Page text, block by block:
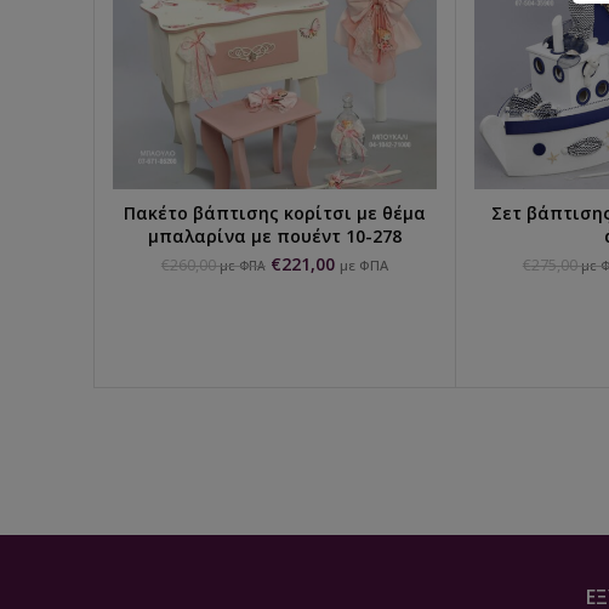
ΕΠΙΛΟΓΉ...
Πακέτο βάπτισης κορίτσι με θέμα
μπαλαρίνα με πουέντ 10-278
€260,00 με ΦΠΑ €221,00 με ΦΠΑ
Σετ
€275,00 με